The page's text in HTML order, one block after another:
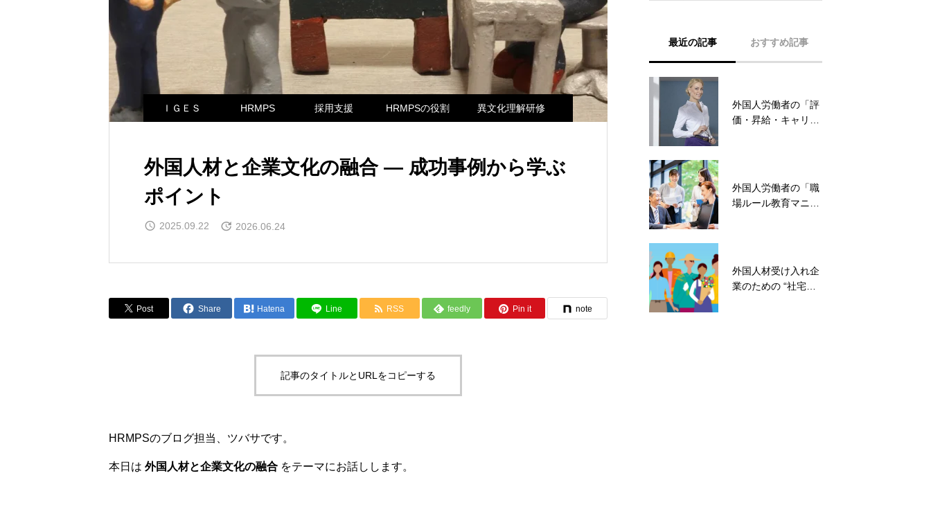
ＩＧＥＳ HRMPS 採用支援 HRMPSの役割 異文化理解研修 制度設計サポート
外国人材と企業文化の融合 ― 成功事例から学ぶ
ポイント
2025.09.22 2026.06.24
Post Share Hatena Line RSS feedly Pin it note
記事のタイトルとURLをコピーする
HRMPSのブログ担当、ツバサです。
本日は 外国人材と企業文化の融合 をテーマにお話しします。
最近の記事 おすすめ記事
外国人労働者の「評
価・昇給・キャリア
外国人労働者の「職
場ルール教育マニュ
外国人材受け入れ企
業のための “社宅管
外国人材採用の第一
歩 ― 在留資格・ビ
外国人労働者の社会
保険加入義務と例外
ＨＲＭＰＳ（ハーム
ス）サービスサイト